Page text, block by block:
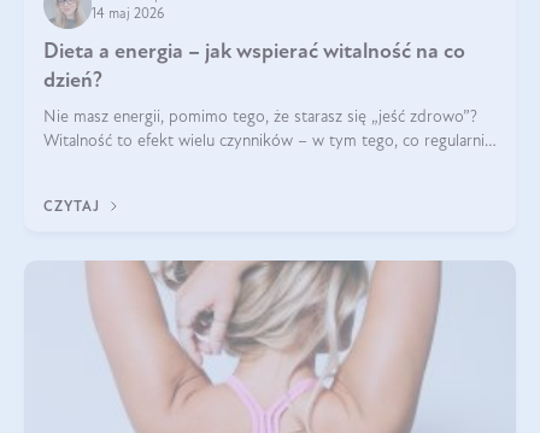
14 maj 2026
Dieta a energia – jak wspierać witalność na co
dzień?
Nie masz energii, pomimo tego, że starasz się „jeść zdrowo”?
Witalność to efekt wielu czynników – w tym tego, co regularnie
CZYTAJ